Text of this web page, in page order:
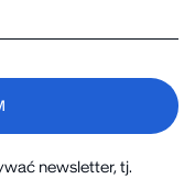
newsletter, tj.